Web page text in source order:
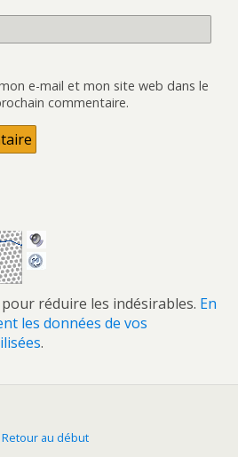
e-mail et mon site web dans le
commentaire.
réduire les indésirables. En
les données de vos
.
Retour au début